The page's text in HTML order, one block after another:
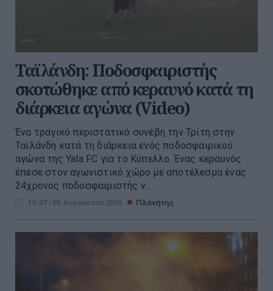
Ταϊλάνδη: Ποδοσφαιριστής
σκοτώθηκε από κεραυνό κατά τη
διάρκεια αγώνα (Video)
Ένα τραγικό περιστατικό συνέβη την Τρίτη στην
Ταϊλάνδη κατά τη διάρκεια ενός ποδοσφαιρικού
αγώνα της Yala FC για το Κύπελλο. Ένας κεραυνός
έπεσε στον αγωνιστικό χώρο με αποτέλεσμα ένας
24χρονος ποδοσφαιριστής ν...
19:37 | 05 Αυγούστου 2026 Πλανήτης